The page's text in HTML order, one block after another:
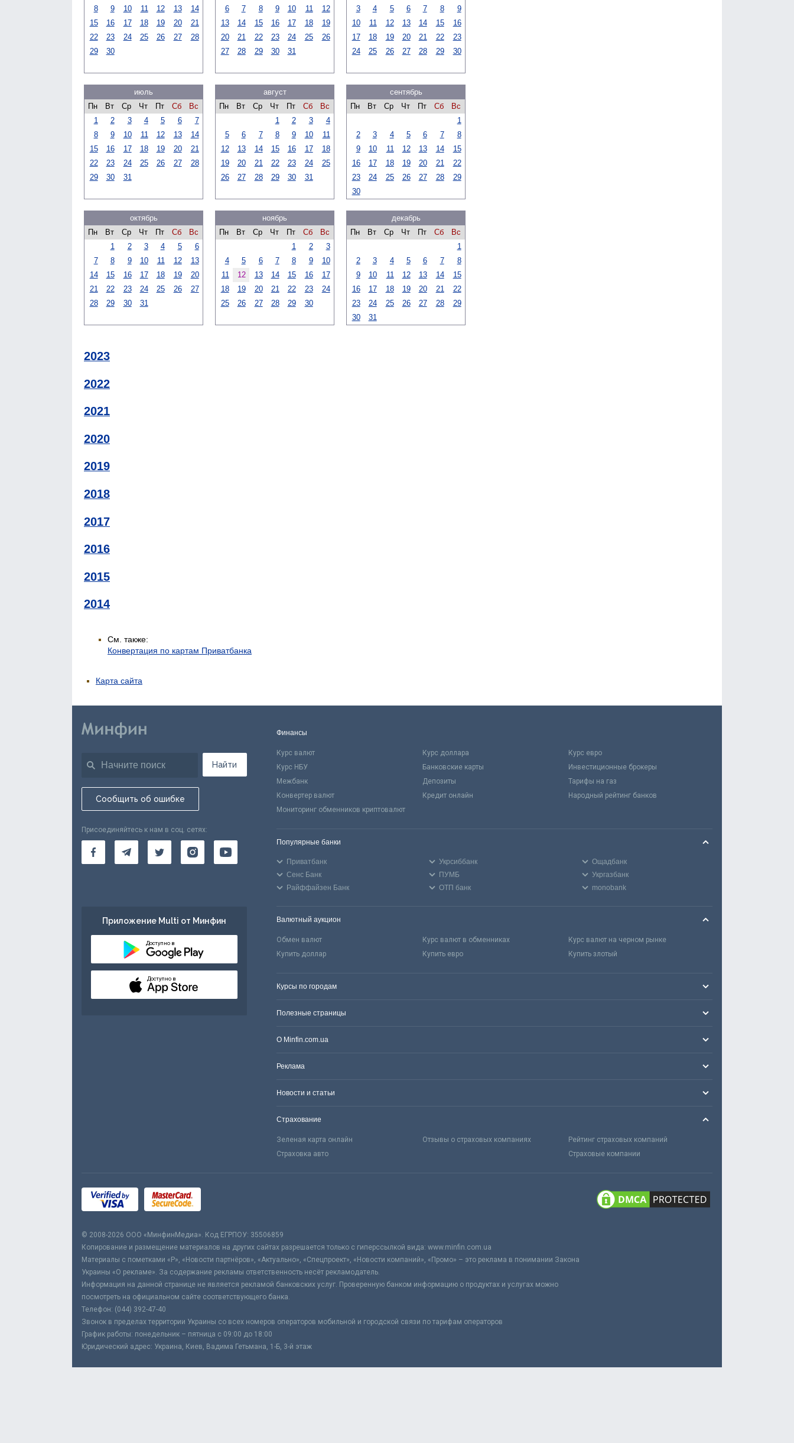
8
9 10 11 12 13
14
15
16 17 18 19 20
21
22
23 24 25 26 27
28
29
30
6
7 8 9 10 11
12
13
14 15 16 17 18
19
20
21 22 23 24 25
26
27
28 29 30 31
3
4 5 6 7 8
9
10
11 12 13 14 15
16
17
18 19 20 21 22
23
24
25 26 27 28 29 30
июль
Пн
Вт Ср Чт Пт Сб
Вс
1
2 3 4 5 6
7
8
9 10 11 12 13
14
15
16 17 18 19 20
21
22
23 24 25 26 27
28
29
30 31
август
Пн
Вт Ср Чт Пт Сб
Вс
1
2 3
4
5
6 7 8 9 10
11
12
13 14 15 16 17
18
19
20 21 22 23 24
25
26
27 28 29 30 31
сентябрь
Пн
Вт Ср Чт Пт Сб
Вс
1
2
3 4 5 6 7
8
9
10 11 12 13 14
15
16
17 18 19 20 21
22
23
24 25 26 27 28
29
30
октябрь
Пн
Вт Ср Чт Пт Сб
Вс
1
2 3 4 5
6
7
8 9 10 11 12
13
14
15 16 17 18 19
20
21
22 23 24 25 26
27
28
29 30 31
ноябрь
Пн
Вт Ср Чт Пт Сб
Вс
1
2
3
4
5 6 7 8 9
10
11
12 13 14 15 16
17
18
19 20 21 22 23
24
25
26 27 28 29 30
декабрь
Пн
Вт Ср Чт Пт Сб
Вс
1
2
3 4 5 6 7
8
9
10 11 12 13 14
15
16
17 18 19 20 21
22
23
24 25 26 27 28
29
30
31
2023
2022
2021
2020
2019
2018
2017
2016
2015
2014
См. также:
Конвертация по картам Приватбанка
Карта сайта
Найти
Сообщить об ошибке
Присоединяйтесь к нам в соц. сетях:
Приложение Multi от Минфин
Доступно в
Доступно в
Финансы
Курс валют Курс доллара
Курс евро
Курс НБУ
Банковские карты
Инвестиционные брокеры
Межбанк
Депозиты
Тарифы на газ
Конвертер валют
Кредит онлайн
Народный рейтинг банков
Мониторинг обменников криптовалют
Популярные банки
Приватбанк Укрсиббанк
Ощадбанк
Сенс Банк
ПУМБ
Укргазбанк
Райффайзен Банк
ОТП банк monobank
Валютный аукцион
Обмен валют Курс валют в обменниках
Курс валют на черном рынке
Купить доллар
Купить евро Купить злотый
Курсы по городам
Полезные страницы
О Minfin.com.ua
Реклама
Новости и статьи
Страхование
Зеленая карта онлайн Отзывы о страховых компаниях
Рейтинг страховых компаний
Страховка авто
Страховые компании
© 2008-2026 ООО «МинфинМедиа». Код ЕГРПОУ: 35506859
Копирование и размещение материалов на других сайтах разрешается только с гиперссылкой вида: www.minfin.com.ua
Материалы с пометками «Р», «Новости партнёров», «Актуально», «Спецпроект», «Новости компаний», «Промо» – это реклама в понимании Закона
Украины «О рекламе». За содержание рекламы ответственность несёт рекламодатель.
Информация на данной странице не является рекламой банковских услуг. Проверенную банком информацию о продуктах и услугах можно
посмотреть на официальном сайте соответствующего банка.
Телефон: (044) 392-47-40
Звонок в пределах территории Украины со всех номеров операторов мобильной и городской связи по тарифам операторов
График работы: понедельник – пятница с 09:00 до 18:00
Юридический адрес: Украина, Киев, Вадима Гетьмана, 1-Б, 3-й этаж